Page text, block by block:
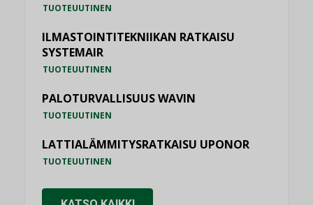
TUOTEUUTINEN
ILMASTOINTITEKNIIKAN RATKAISU
SYSTEMAIR
TUOTEUUTINEN
PALOTURVALLISUUS WAVIN
TUOTEUUTINEN
LATTIALÄMMITYSRATKAISU UPONOR
TUOTEUUTINEN